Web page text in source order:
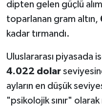
dipten gelen güçlü
toparlanan gram altın,
kadar tırmandı.
Uluslararası piyasada
4.022 dolar
ayların en düşük
"psikolojik sınır"